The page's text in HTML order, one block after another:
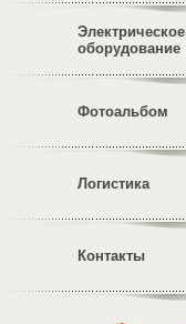
Электрическое
оборудование
Фотоальбом
Логистика
Контакты